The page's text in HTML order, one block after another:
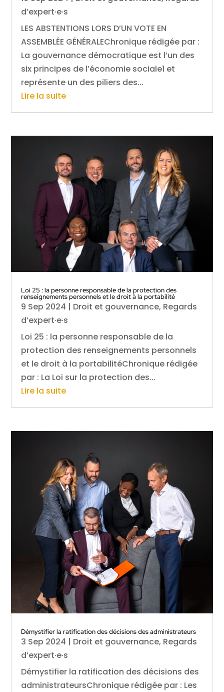
d’expert·e·s
LES ABSTENTIONS LORS D’UN VOTE EN
ASSEMBLÉE GÉNÉRALEChronique rédigée par :
La gouvernance démocratique est l’un des
six principes de l’économie sociale1 et
représente un des piliers des...
Lire la suite
Loi 25 : la personne responsable de la protection des
renseignements personnels et le droit à la portabilité
9 Sep 2024 | Droit et gouvernance, Regards
d’expert·e·s
Loi 25 : la personne responsable de la
protection des renseignements personnels
et le droit à la portabilitéChronique rédigée
par : La Loi sur la protection des...
Lire la suite
Démystifier la ratification des décisions des administrateurs
3 Sep 2024 | Droit et gouvernance, Regards
d’expert·e·s
Démystifier la ratification des décisions des
administrateursChronique rédigée par : Les